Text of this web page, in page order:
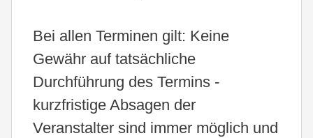
Bei allen Terminen gilt: Keine
Gewähr auf tatsächliche
Durchführung des Termins -
kurzfristige Absagen der
Veranstalter sind immer möglich und